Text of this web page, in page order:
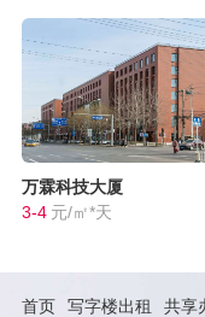
万霖科技大厦
3-4 元/㎡*天
首页 写字楼出租 共享